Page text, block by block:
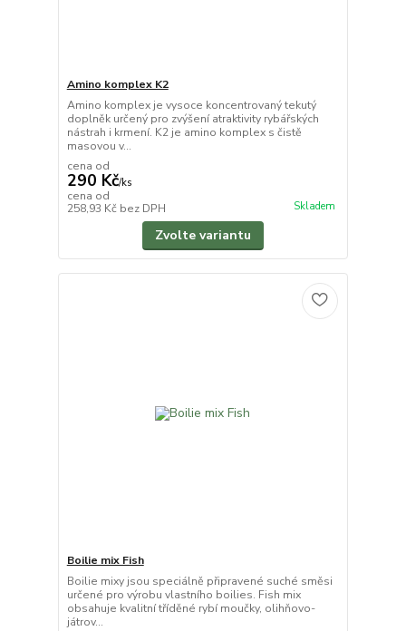
Amino komplex K2
Amino komplex je vysoce koncentrovaný tekutý
doplněk určený pro zvýšení atraktivity rybářských
nástrah i krmení. K2 je amino komplex s čistě
masovou v...
cena od
290 Kč/ks
cena od
258,93 Kč bez DPH Skladem
Zvolte variantu
Boilie mix Fish
Boilie mixy jsou speciálně připravené suché směsi
určené pro výrobu vlastního boilies. Fish mix
obsahuje kvalitní tříděné rybí moučky, olihňovo-
játrov...